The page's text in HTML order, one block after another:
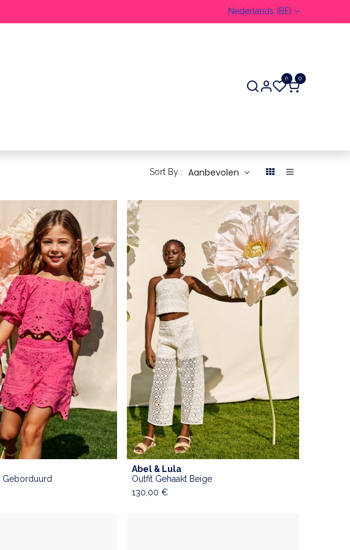
Nederlands (BE)
0 0
Sort By : Aanbevolen
Geborduurd
Abel & Lula
Outfit Gehaakt Beige
130,00 €